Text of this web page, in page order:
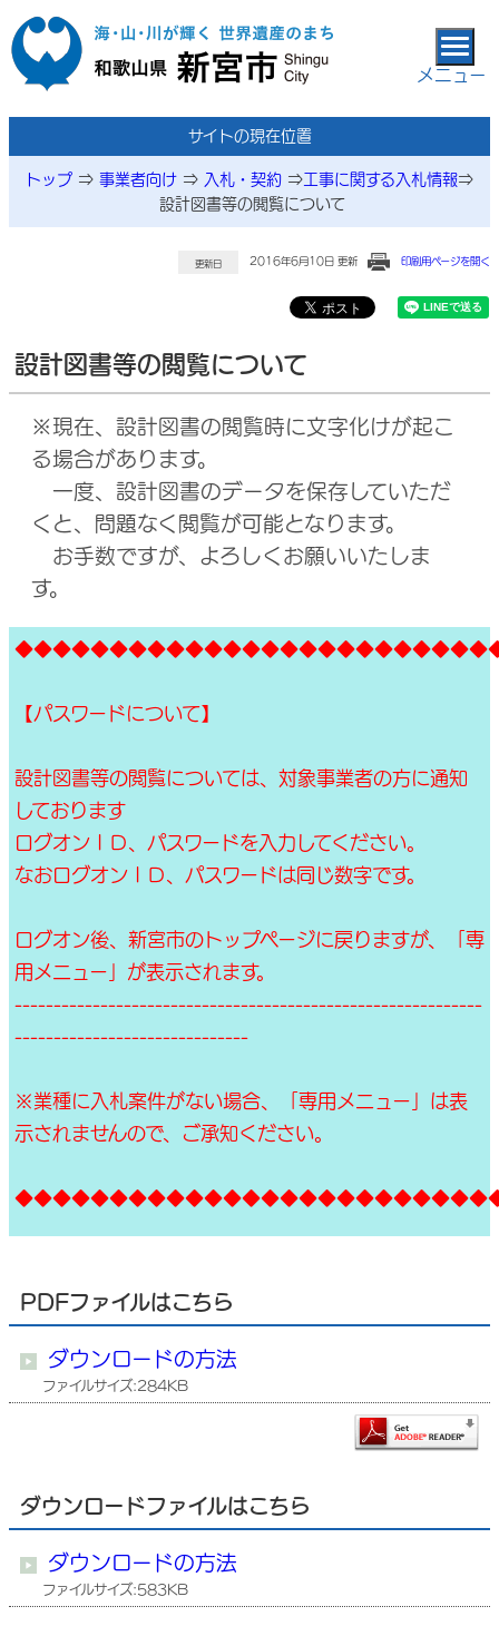
本文へ移動
メニュー
サイトの現在位置
トップ ⇒ 事業者向け ⇒ 入札・契約 ⇒ 工事に関する入札情報⇒
設計図書等の閲覧について
更新日 2016年6月10日 更新 印刷用ページを開く
設計図書等の閲覧について
※現在、設計図書の閲覧時に文字化けが起こ
る場合があります。
一度、設計図書のデータを保存していただ
くと、問題なく閲覧が可能となります。
お手数ですが、よろしくお願いいたしま
す。
【パスワードについて】
設計図書等の閲覧については、対象事業者の方に通知
しております
ログオンＩＤ、パスワードを入力してください。
なおログオンＩＤ、パスワードは同じ数字です。
ログオン後、新宮市のトップページに戻りますが、「専
用メニュー」が表示されます。
------------------------------------------------------------
------------------------------
※業種に入札案件がない場合、「専用メニュー」は表
示されませんので、ご承知ください。
PDFファイルはこちら
ダウンロードの方法
ファイルサイズ:284KB
ダウンロードファイルはこちら
ダウンロードの方法
ファイルサイズ:583KB